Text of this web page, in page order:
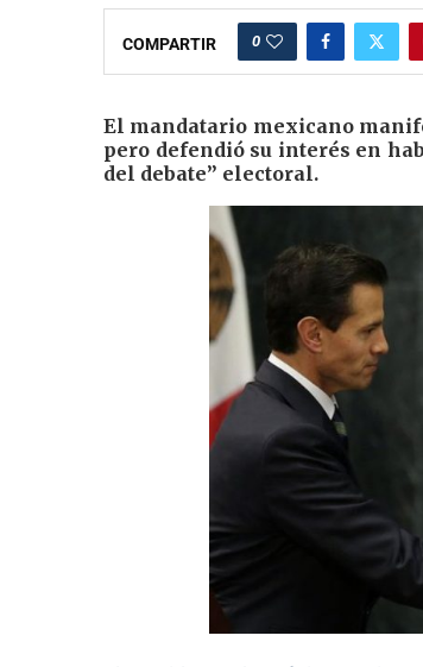
COMPARTIR 0
El mandatario mexicano
pero defendió su interés en
del debate” electoral.